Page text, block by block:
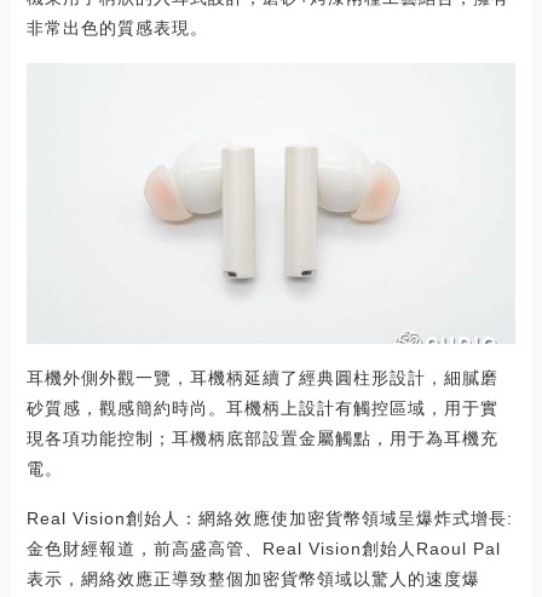
非常出色的質感表現。
耳機外側外觀一覽，耳機柄延續了經典圓柱形設計，細膩磨
砂質感，觀感簡約時尚。耳機柄上設計有觸控區域，用于實
現各項功能控制；耳機柄底部設置金屬觸點，用于為耳機充
電。
Real Vision創始人：網絡效應使加密貨幣領域呈爆炸式增長:
金色財經報道，前高盛高管、Real Vision創始人Raoul Pal
表示，網絡效應正導致整個加密貨幣領域以驚人的速度爆